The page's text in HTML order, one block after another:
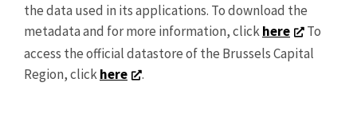
the data used in its applications. To download the
metadata and for more information, clickhere
To
access the official datastore of the Brussels Capital
Region, clickhere .